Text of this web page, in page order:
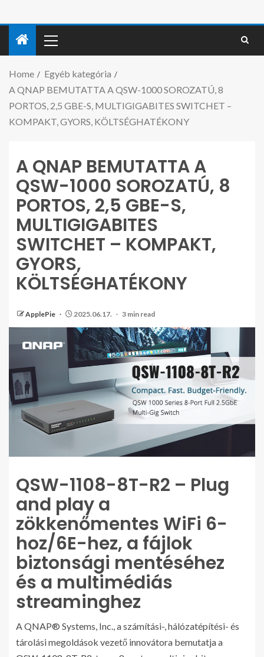
Home
Egyéb kategória
A QNAP BEMUTATTA A QSW-1000 SOROZATÚ, 8
PORTOS, 2,5 GBE-S, MULTIGIGABITES SWITCHET –
KOMPAKT, GYORS, KÖLTSÉGHATÉKONY
A QNAP BEMUTATTA A
QSW-1000 SOROZATÚ, 8
PORTOS, 2,5 GBE-S,
MULTIGIGABITES
SWITCHET – KOMPAKT,
GYORS,
KÖLTSÉGHATÉKONY
ApplePie 2025.06.17. 3 min read
QSW-1108-8T-R2 – Plug
and play a
zökkenőmentes WiFi 6-
hoz/6E-hez, a fájlok
biztonsági mentéséhez
és a multimédiás
streaminghez
A QNAP® Systems, Inc., a számítási-, hálózatépítési- és
tárolási megoldások vezető innovátora bemutatja a